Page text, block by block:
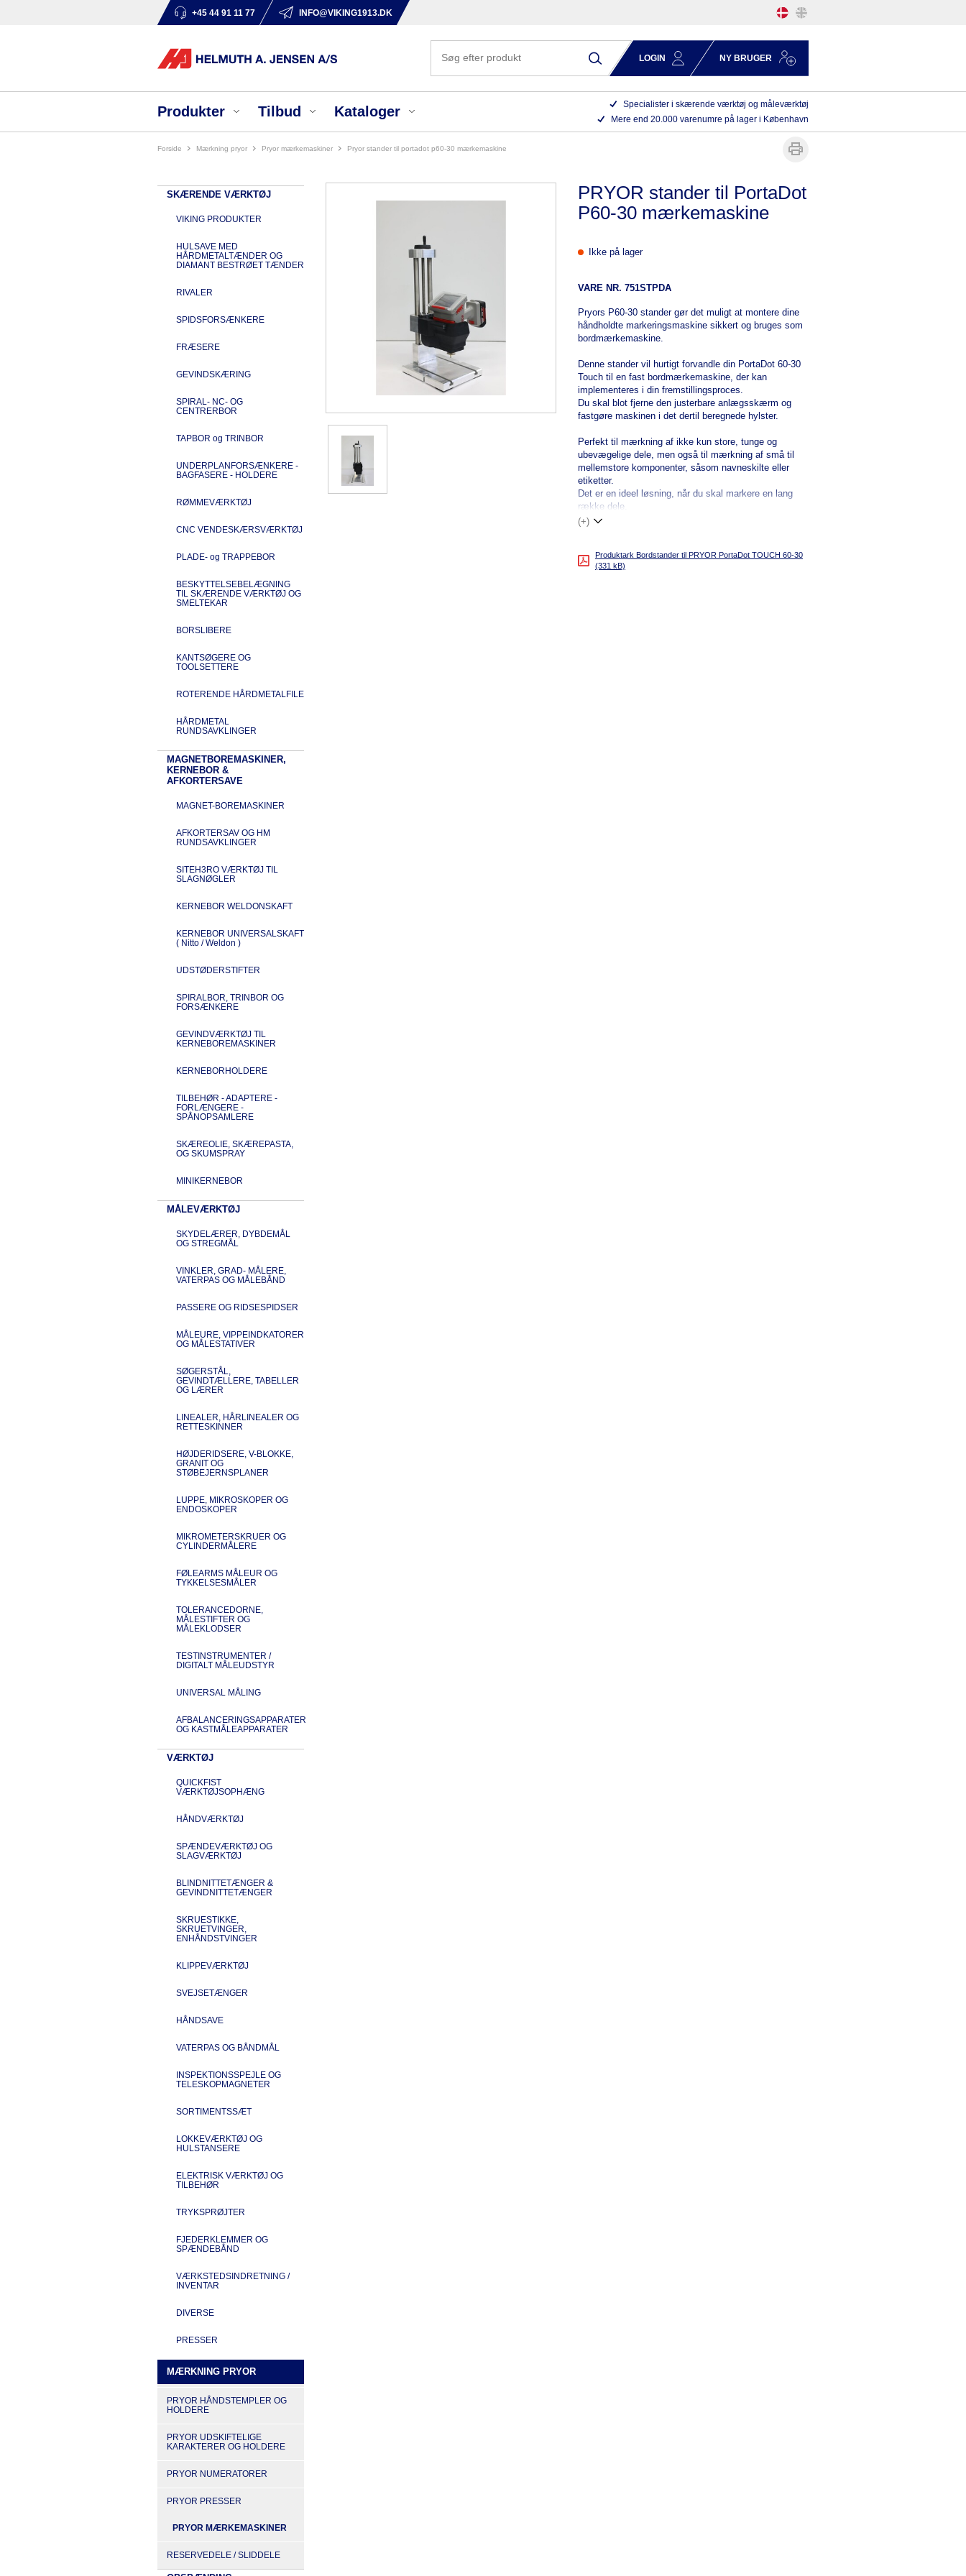
+45 44 91 11 77 INFO@VIKING1913.DK
LOGIN NY BRUGER
Produkter Tilbud Kataloger
Specialister i skærende værktøj og måleværktøj
Mere end 20.000 varenumre på lager i København
Forside mærkning pryor pryor mærkemaskiner pryor stander til portadot p60-30 mærkemaskine
SKÆRENDE VÆRKTØJ
VIKING PRODUKTER
HULSAVE MED
HÅRDMETALTÆNDER OG
DIAMANT BESTRØET TÆNDER
RIVALER
SPIDSFORSÆNKERE
FRÆSERE
GEVINDSKÆRING
SPIRAL- NC- OG
CENTRERBOR
TAPBOR og TRINBOR
UNDERPLANFORSÆNKERE -
BAGFASERE - HOLDERE
RØMMEVÆRKTØJ
CNC VENDESKÆRSVÆRKTØJ
PLADE- og TRAPPEBOR
BESKYTTELSEBELÆGNING
TIL SKÆRENDE VÆRKTØJ OG
SMELTEKAR
BORSLIBERE
KANTSØGERE OG
TOOLSETTERE
ROTERENDE HÅRDMETALFILE
HÅRDMETAL
RUNDSAVKLINGER
MAGNETBOREMASKINER,
KERNEBOR &
AFKORTERSAVE
MAGNET-BOREMASKINER
AFKORTERSAV OG HM
RUNDSAVKLINGER
SITEH3RO VÆRKTØJ TIL
SLAGNØGLER
KERNEBOR WELDONSKAFT
KERNEBOR UNIVERSALSKAFT
( Nitto / Weldon )
UDSTØDERSTIFTER
SPIRALBOR, TRINBOR OG
FORSÆNKERE
GEVINDVÆRKTØJ TIL
KERNEBOREMASKINER
KERNEBORHOLDERE
TILBEHØR - ADAPTERE -
FORLÆNGERE -
SPÅNOPSAMLERE
SKÆREOLIE, SKÆREPASTA,
OG SKUMSPRAY
MINIKERNEBOR
MÅLEVÆRKTØJ
SKYDELÆRER, DYBDEMÅL
OG STREGMÅL
VINKLER, GRAD- MÅLERE,
VATERPAS OG MÅLEBÅND
PASSERE OG RIDSESPIDSER
MÅLEURE, VIPPEINDKATORER
OG MÅLESTATIVER
SØGERSTÅL,
GEVINDTÆLLERE, TABELLER
OG LÆRER
LINEALER, HÅRLINEALER OG
RETTESKINNER
HØJDERIDSERE, V-BLOKKE,
GRANIT OG
STØBEJERNSPLANER
LUPPE, MIKROSKOPER OG
ENDOSKOPER
MIKROMETERSKRUER OG
CYLINDERMÅLERE
FØLEARMS MÅLEUR OG
TYKKELSESMÅLER
TOLERANCEDORNE,
MÅLESTIFTER OG
MÅLEKLODSER
TESTINSTRUMENTER /
DIGITALT MÅLEUDSTYR
UNIVERSAL MÅLING
AFBALANCERINGSAPPARATER
OG KASTMÅLEAPPARATER
VÆRKTØJ
QUICKFIST
VÆRKTØJSOPHÆNG
HÅNDVÆRKTØJ
SPÆNDEVÆRKTØJ OG
SLAGVÆRKTØJ
BLINDNITTETÆNGER &
GEVINDNITTETÆNGER
SKRUESTIKKE,
SKRUETVINGER,
ENHÅNDSTVINGER
KLIPPEVÆRKTØJ
SVEJSETÆNGER
HÅNDSAVE
VATERPAS OG BÅNDMÅL
INSPEKTIONSSPEJLE OG
TELESKOPMAGNETER
SORTIMENTSSÆT
LOKKEVÆRKTØJ OG
HULSTANSERE
ELEKTRISK VÆRKTØJ OG
TILBEHØR
TRYKSPRØJTER
FJEDERKLEMMER OG
SPÆNDEBÅND
VÆRKSTEDSINDRETNING /
INVENTAR
DIVERSE
PRESSER
MÆRKNING PRYOR
PRYOR HÅNDSTEMPLER OG
HOLDERE
PRYOR UDSKIFTELIGE
KARAKTERER OG HOLDERE
PRYOR NUMERATORER
PRYOR PRESSER
PRYOR MÆRKEMASKINER
RESERVEDELE / SLIDDELE
PRYOR stander til PortaDot
P60-30 mærkemaskine
Ikke på lager
VARE NR. 751STPDA
Pryors P60-30 stander gør det muligt at montere dine
håndholdte markeringsmaskine sikkert og bruges som
bordmærkemaskine.
Denne stander vil hurtigt forvandle din PortaDot 60-30
Touch til en fast bordmærkemaskine, der kan
implementeres i din fremstillingsproces.
Du skal blot fjerne den justerbare anlægsskærm og
fastgøre maskinen i det dertil beregnede hylster.
Perfekt til mærkning af ikke kun store, tunge og
ubevægelige dele, men også til mærkning af små til
mellemstore komponenter, såsom navneskilte eller
etiketter.
Det er en ideel løsning, når du skal markere en lang
række dele.
(+)
Produktark Bordstander til PRYOR PortaDot TOUCH 60-30
(331 kB)